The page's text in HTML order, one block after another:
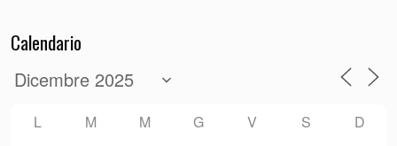
Calendario
L M M G V S D